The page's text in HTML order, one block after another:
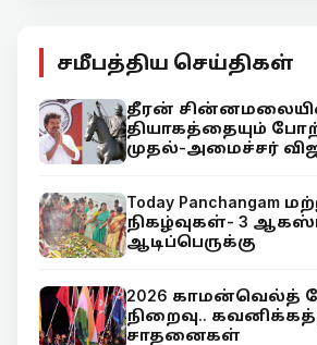
சமீபத்திய செய்திகள்
தீரன்
தியாகத்தையும்
முதல்-அமைச்சர்
Today Panchangam
நிகழ்வுகள்- 3 ஆகஸ்ட்
ஆடிப்பெருக்கு
2026 காமன்வெல்த்
நிறைவு..
சாதனைகள்